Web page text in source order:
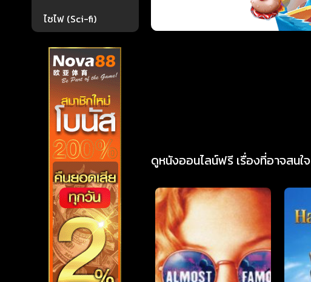
ไซไฟ (Sci-fi)
ดูหนังออนไลน์ฟรี เรื่องที่อาจสนใจ